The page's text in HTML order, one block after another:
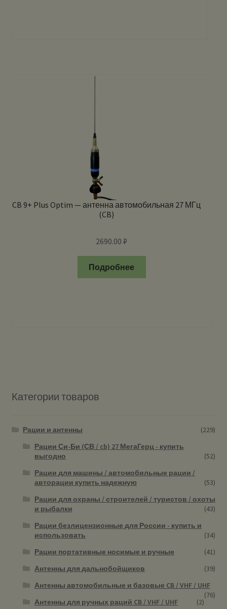
CB 9+ Plus Optim — антенна автомобильная 27 МГц
(CB)
2690.00₽
Подробнее
Категории товаров
Рации и антенны
(229)
Рации Си-Би (СВ / cb) 27 МегаГерц - купить
выгодно
(52)
Рации для машины / автомобильные рации /
авторации купить надежную
(53)
Рации для охраны / строителей / туристов / охоты
и рыбалки
(43)
Рации безлицензионные для России - купить и
использовать
(34)
Рации портативные носимые и ручные
(41)
Антенны для дальнобойщиков
(39)
Антенны автомобильные и базовые CB / VHF / UHF
(76)
Антенны для ручных раций CB / VHF / UHF
(2)